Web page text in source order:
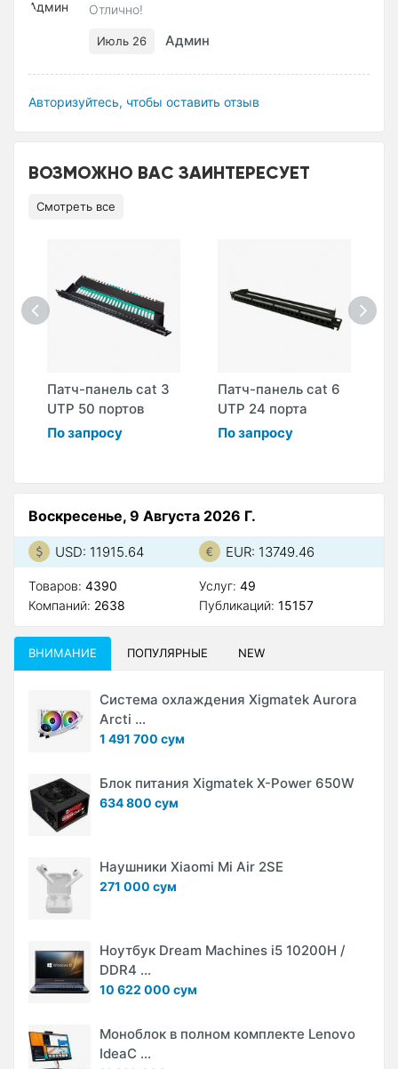
Отлично!
Июль 26 Админ
Авторизуйтесь, чтобы оставить отзыв
ВОЗМОЖНО ВАС ЗАИНТЕРЕСУЕТ
Смотреть все
Патч-панель cat 3
UTP 50 портов
По запросу
Патч-панель cat 6
UTP 24 порта
По запросу
Воскресенье, 9 Августа 2026 Г.
USD: 11915.64 EUR: 13749.46
Товаров: 4390
Компаний: 2638
Услуг: 49
Публикаций: 15157
ВНИМАНИЕ ПОПУЛЯРНЫЕ NEW
Система охлаждения Xigmatek Aurora
Arcti ...
1 491 700 сум
Блок питания Xigmatek X-Power 650W
634 800 сум
Наушники Xiaomi Mi Air 2SE
271 000 сум
Ноутбук Dream Machines i5 10200H /
DDR4 ...
10 622 000 сум
Моноблок в полном комплекте Lenovo
IdeaC ...